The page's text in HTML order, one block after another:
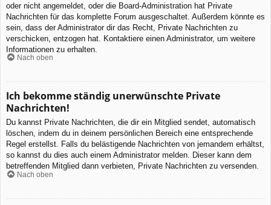
oder nicht angemeldet, oder die Board-Administration hat Private
Nachrichten für das komplette Forum ausgeschaltet. Außerdem könnte es
sein, dass der Administrator dir das Recht, Private Nachrichten zu
verschicken, entzogen hat. Kontaktiere einen Administrator, um weitere
Informationen zu erhalten.
Nach oben
Ich bekomme ständig unerwünschte Private
Nachrichten!
Du kannst Private Nachrichten, die dir ein Mitglied sendet, automatisch
löschen, indem du in deinem persönlichen Bereich eine entsprechende
Regel erstellst. Falls du belästigende Nachrichten von jemandem erhältst,
so kannst du dies auch einem Administrator melden. Dieser kann dem
betreffenden Mitglied dann verbieten, Private Nachrichten zu versenden.
Nach oben